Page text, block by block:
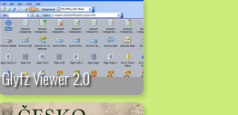
Glyfz Viewer 2.0